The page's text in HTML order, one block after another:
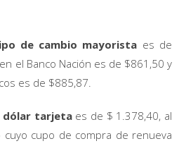
de cambio mayorista es de
el Banco Nación es de $861,50 y
es de $885,87.
dólar tarjetaes de $ 1.378,40, al
cuyo cupo de compra de renueva